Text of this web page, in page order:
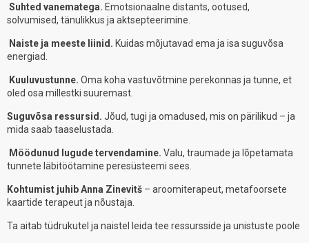
Suhted vanematega. Emotsionaalne distants, ootused,
solvumised, tänulikkus ja aktsepteerimine.
Naiste ja meeste liinid. Kuidas mõjutavad ema ja isa suguvõsa
energiad.
Kuuluvustunne. Oma koha vastuvõtmine perekonnas ja tunne, et
oled osa millestki suuremast.
Suguvõsa ressursid. Jõud, tugi ja omadused, mis on pärilikud – ja
mida saab taaselustada.
Möödunud lugude tervendamine. Valu, traumade ja lõpetamata
tunnete läbitöötamine peresüsteemi sees.
Kohtumist juhib Anna Zinevitš – aroomiterapeut, metafoorsete
kaartide terapeut ja nõustaja.
Ta aitab tüdrukutel ja naistel leida tee ressursside ja unistuste poole